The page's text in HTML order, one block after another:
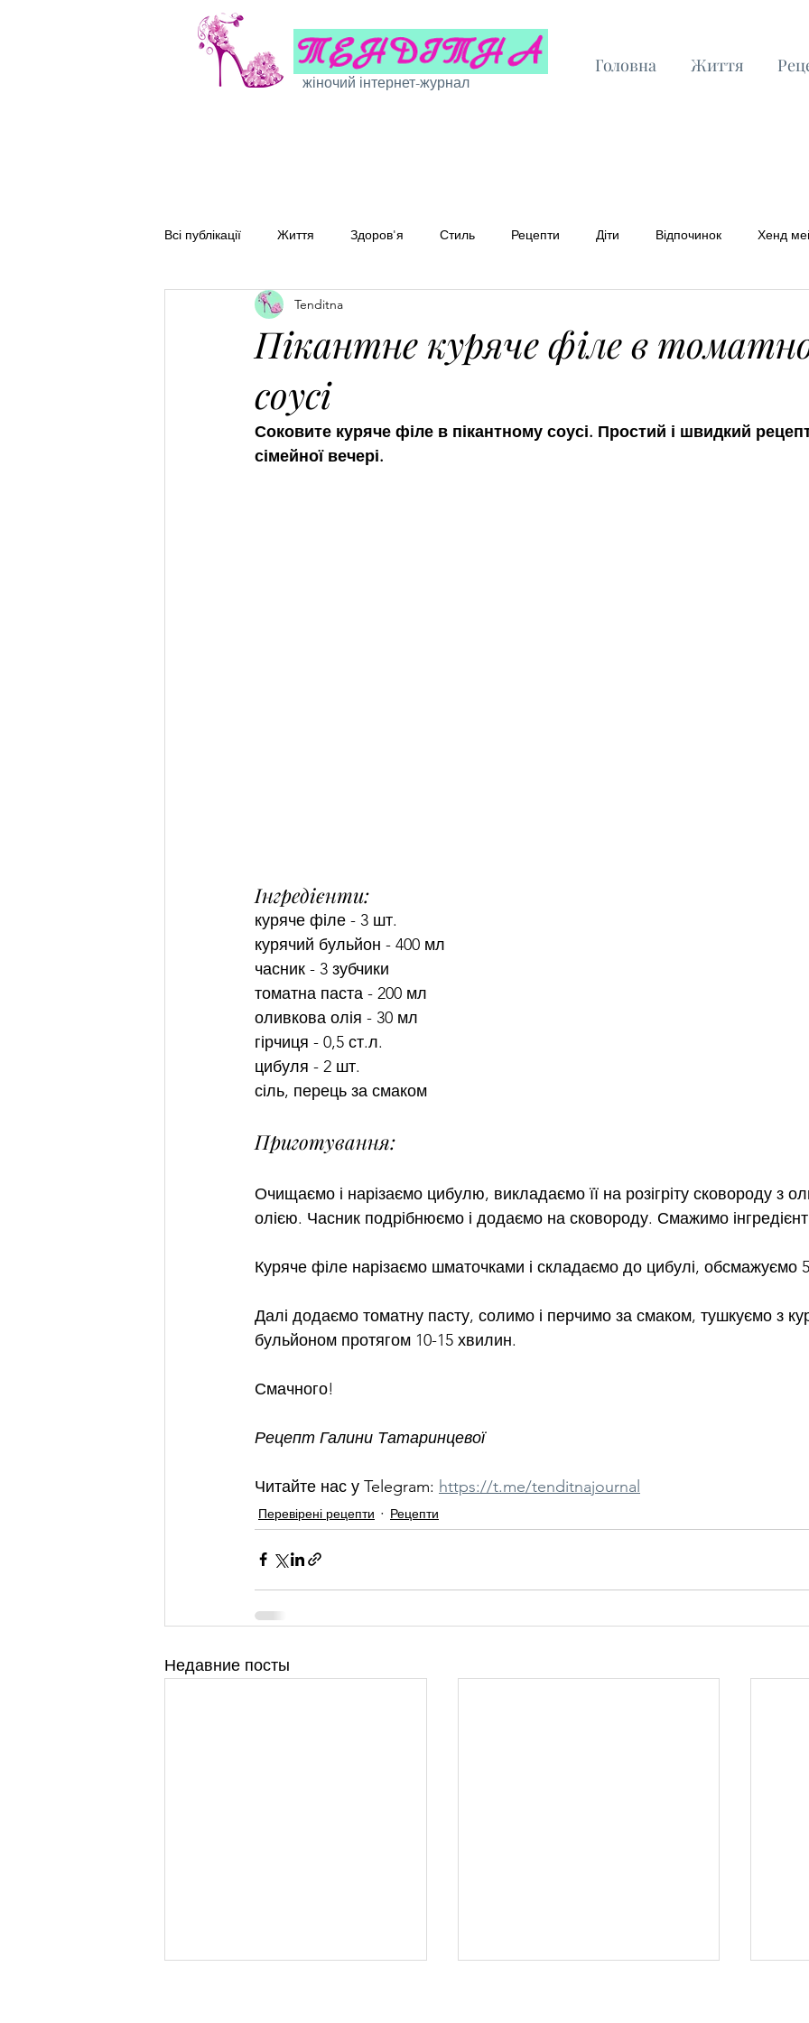
жіночий інтернет-журнал
Головна Життя
Всі публікації Життя Здоров'я Стиль Рецепти Діти Відпочинок Хенд
Сімейні рецепти Перевірені рецепти
Пікантне куряче філе в
соусі
Tenditna
Соковите куряче філе в пікантному соусі. Простий і швидкий
сімейної вечері.
Інгредієнти:
куряче філе - 3 шт.
курячий бульйон - 400 мл
часник - 3 зубчики
томатна паста - 200 мл
оливкова олія - ​​30 мл
гірчиця - 0,5 ст.л.
цибуля - 2 шт.
сіль, перець за смаком
Приготування:
Очищаємо і нарізаємо цибулю, викладаємо її на розігріту сковороду з
олією. Часник подрібнюємо і додаємо на сковороду. Смажимо
Куряче філе нарізаємо шматочками і складаємо до цибулі, обсмажуємо
Далі додаємо томатну пасту, солимо і перчимо за смаком, тушкуємо з
бульйоном протягом 10-15 хвилин.
Смачного!
Рецепт Галини Татаринцевої
Читайте нас у Telegram: https://t.me/tenditnajournal
Перевірені рецепти Рецепти
Недавние посты